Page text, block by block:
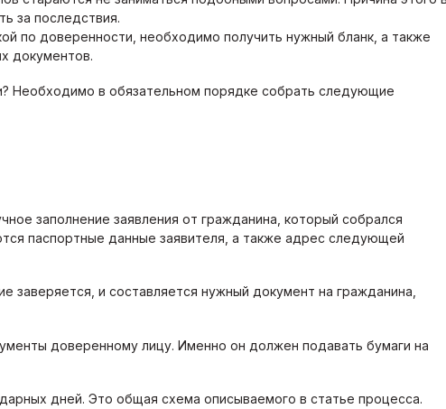
за последствия.
по доверенности, необходимо получить нужный бланк, а также
документов.
Необходимо в обязательном порядке собрать следующие
заполнение заявления от гражданина, который собрался
паспортные данные заявителя, а также адрес следующей
заверяется, и составляется нужный документ на гражданина,
доверенному лицу. Именно он должен подавать бумаги на
дней. Это общая схема описываемого в статье процесса.